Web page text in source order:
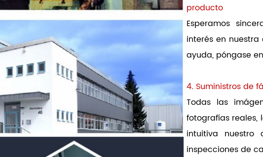
producto
Esperamos
interés en
ayuda, póngase
4. Suministros de
Todas las
fotografías
intuitiva nuestro
inspecciones de